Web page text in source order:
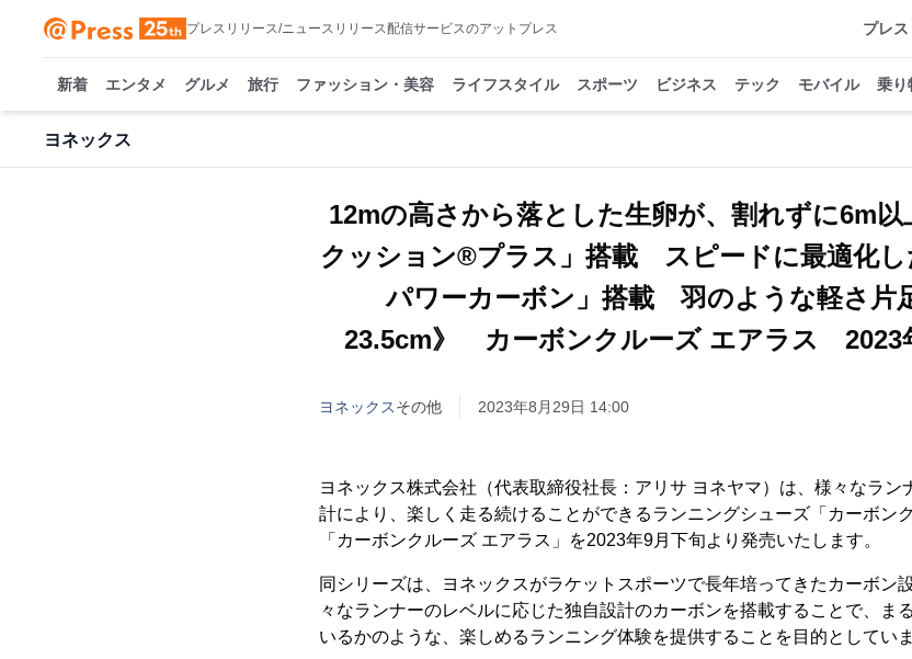
プレスリリース/ニュースリリース配信サービスのアットプレス プレ
新着 エンタメ グルメ 旅行 ファッション・美容 ライフスタイル スポーツ ビジネス テック モバイル 乗り
ヨネックス
12mの高さから落とした生卵が、割れずに6m
クッション®プラス」搭載 スピードに最適化し
パワーカーボン」搭載 羽のような軽さ片
23.5cm》 カーボンクルーズ エアラス 2023
ヨネックスその他 2023年8月29日 14:00
ヨネックス株式会社（代表取締役社長：アリサ ヨネヤマ）は、様々なラン
計により、楽しく走る続けることができるランニングシューズ「カーボン
「カーボンクルーズ エアラス」を2023年9月下旬より発売いたします。
同シリーズは、ヨネックスがラケットスポーツで長年培ってきたカーボン
々なランナーのレベルに応じた独自設計のカーボンを搭載することで、ま
いるかのような、楽しめるランニング体験を提供することを目的としていま